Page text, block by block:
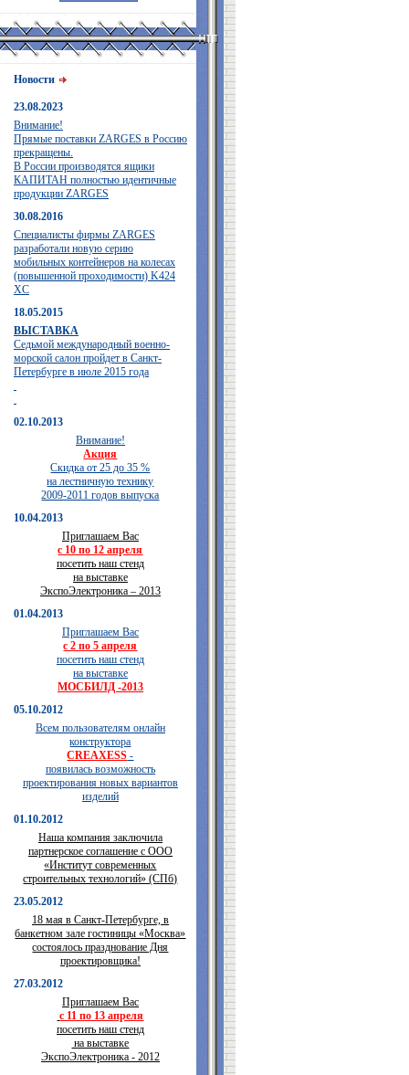
Новости
23.08.2023
Внимание!
Прямые поставки ZARGES в Россию
прекращены.
В России производятся ящики
КАПИТАН полностью идентичные
продукции ZARGES
30.08.2016
Специалисты фирмы ZARGES
разработали новую серию
мобильных контейнеров на колесах
(повышенной проходимости) K424
XC
18.05.2015
ВЫСТАВКА
Седьмой международный военно-
морской салон пройдет в Санкт-
Петербурге в июле 2015 года
02.10.2013
Внимание!
Акция
Скидка от 25 до 35 %
на лестничную технику
2009-2011 годов выпуска
10.04.2013
Приглашаем Вас
с 10 по 12 апреля
посетить наш стенд
на выставке
ЭкспоЭлектроника – 2013
01.04.2013
Приглашаем Вас
с 2 по 5 апреля
посетить наш стенд
на выставке
МОСБИЛД -2013
05.10.2012
Всем пользователям онлайн
конструктора
CREAXESS -
появилась возможность
проектирования новых вариантов
изделий
01.10.2012
Наша компания заключила
партнерское соглашение с ООО
«Институт современных
строительных технологий» (СПб)
23.05.2012
18 мая в Санкт-Петербурге, в
банкетном зале гостиницы «Москва»
состоялось празднование Дня
проектировщика!
27.03.2012
Приглашаем Вас
с 11 по 13 апреля
посетить наш стенд
на выставке
ЭкспоЭлектроника - 2012